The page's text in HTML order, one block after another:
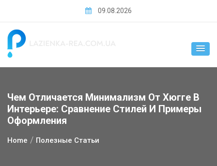
content
09.08.2026
Чем Отличается Минимализм От Хюгге В
Интерьере: Сравнение Стилей И Примеры
Оформления
Home Полезные Статьи